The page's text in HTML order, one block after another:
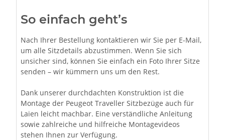
So einfach geht’s
Nach Ihrer Bestellung kontaktieren wir Sie per E-Mail,
um alle Sitzdetails abzustimmen. Wenn Sie sich
unsicher sind, können Sie einfach ein Foto Ihrer Sitze
senden – wir kümmern uns um den Rest.
Dank unserer durchdachten Konstruktion ist die
Montage der Peugeot Traveller Sitzbezüge auch für
Laien leicht machbar. Eine verständliche Anleitung
sowie zahlreiche und hilfreiche Montagevideos
stehen Ihnen zur Verfügung.